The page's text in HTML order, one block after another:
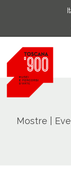
Mostre |